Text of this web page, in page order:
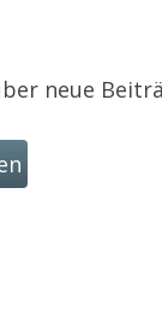
neue